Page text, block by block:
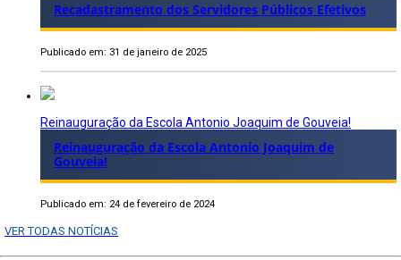
Recadastramento dos Servidores Públicos Efetivos
Publicado em: 31 de janeiro de 2025
Reinauguração da Escola Antonio Joaquim de Gouveia!
Reinauguração da Escola Antonio Joaquim de
Gouveia!
Publicado em: 24 de fevereiro de 2024
VER TODAS NOTÍCIAS